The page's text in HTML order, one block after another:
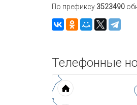
По префиксу 3523490
Телефонные